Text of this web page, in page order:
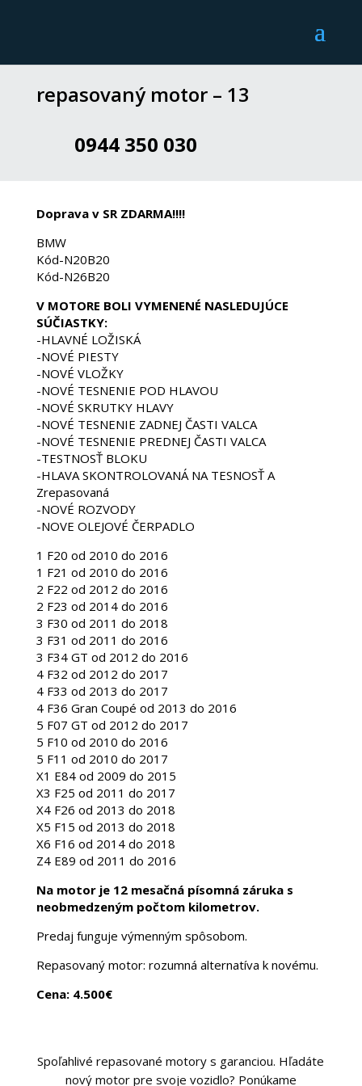
repasovaný motor – 13
0944 350 030
Doprava v SR ZDARMA!!!!
BMW
Kód-N20B20
Kód-N26B20
V MOTORE BOLI VYMENENÉ NASLEDUJÚCE
SÚČIASTKY:
-HLAVNÉ LOŽISKÁ
-NOVÉ PIESTY
-NOVÉ VLOŽKY
-NOVÉ TESNENIE POD HLAVOU
-NOVÉ SKRUTKY HLAVY
-NOVÉ TESNENIE ZADNEJ ČASTI VALCA
-NOVÉ TESNENIE PREDNEJ ČASTI VALCA
-TESTNOSŤ BLOKU
-HLAVA SKONTROLOVANÁ NA TESNOSŤ A
Zrepasovaná
-NOVÉ ROZVODY
-NOVE OLEJOVÉ ČERPADLO
1 F20 od 2010 do 2016
1 F21 od 2010 do 2016
2 F22 od 2012 do 2016
2 F23 od 2014 do 2016
3 F30 od 2011 do 2018
3 F31 od 2011 do 2016
3 F34 GT od 2012 do 2016
4 F32 od 2012 do 2017
4 F33 od 2013 do 2017
4 F36 Gran Coupé od 2013 do 2016
5 F07 GT od 2012 do 2017
5 F10 od 2010 do 2016
5 F11 od 2010 do 2017
X1 E84 od 2009 do 2015
X3 F25 od 2011 do 2017
X4 F26 od 2013 do 2018
X5 F15 od 2013 do 2018
X6 F16 od 2014 do 2018
Z4 E89 od 2011 do 2016
Na motor je 12 mesačná písomná záruka s
neobmedzeným počtom kilometrov.
Predaj funguje výmenným spôsobom.
Repasovaný motor: rozumná alternatíva k novému.
Cena: 4.500€
Spoľahlivé repasované motory s garanciou. Hľadáte
nový motor pre svoje vozidlo? Ponúkame